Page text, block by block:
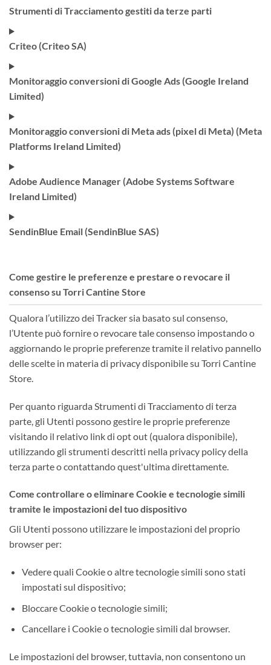
Strumenti di Tracciamento gestiti da terze parti
Criteo (Criteo SA)
Monitoraggio conversioni di Google Ads (Google Ireland
Limited)
Monitoraggio conversioni di Meta ads (pixel di Meta) (Meta
Platforms Ireland Limited)
Adobe Audience Manager (Adobe Systems Software
Ireland Limited)
SendinBlue Email (SendinBlue SAS)
Come gestire le preferenze e prestare o revocare il
consenso su Torri Cantine Store
Qualora l’utilizzo dei Tracker sia basato sul consenso,
l’Utente può fornire o revocare tale consenso impostando o
aggiornando le proprie preferenze tramite il relativo pannello
delle scelte in materia di privacy disponibile su Torri Cantine
Store.
Per quanto riguarda Strumenti di Tracciamento di terza
parte, gli Utenti possono gestire le proprie preferenze
visitando il relativo link di opt out (qualora disponibile),
utilizzando gli strumenti descritti nella privacy policy della
terza parte o contattando quest'ultima direttamente.
Come controllare o eliminare Cookie e tecnologie simili
tramite le impostazioni del tuo dispositivo
Gli Utenti possono utilizzare le impostazioni del proprio
browser per:
Vedere quali Cookie o altre tecnologie simili sono stati
impostati sul dispositivo;
Bloccare Cookie o tecnologie simili;
Cancellare i Cookie o tecnologie simili dal browser.
Le impostazioni del browser, tuttavia, non consentono un